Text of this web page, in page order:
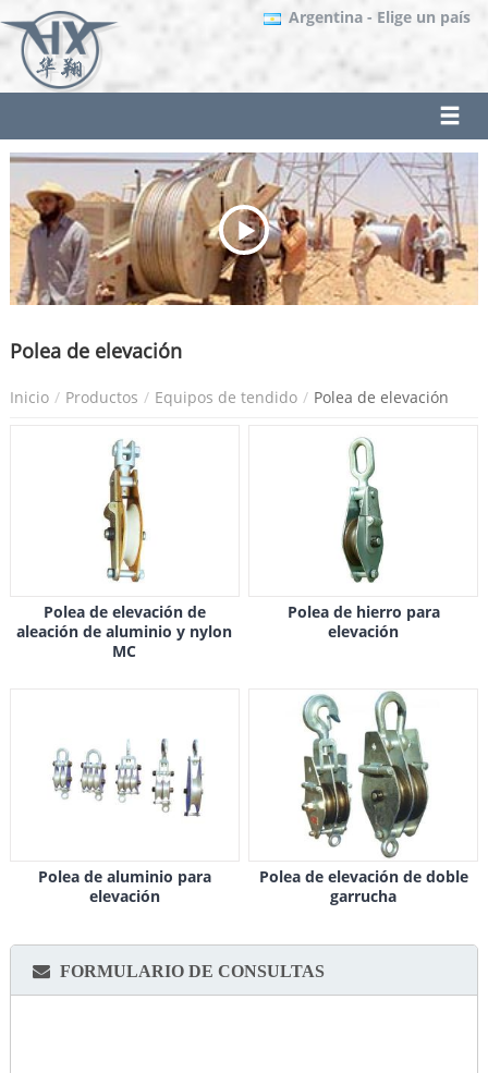
Argentina - Elige un país
Polea de elevación
Inicio Productos Equipos de tendido Polea de elevación
Polea de elevación de
aleación de aluminio y nylon
MC
Polea de hierro para
elevación
Polea de aluminio para
elevación
Polea de elevación de doble
garrucha
FORMULARIO DE CONSULTAS